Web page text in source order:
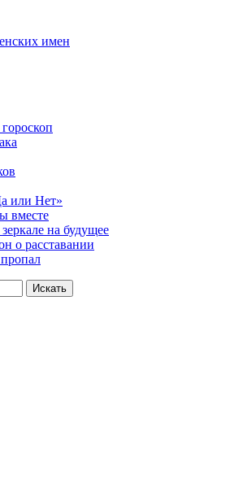
имен
или Нет»
вместе
на будущее
о расставании